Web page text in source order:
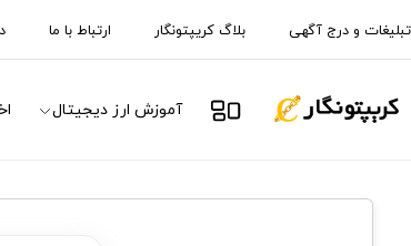
تبلیغات و درج آگهی بلاگ کریپتونگار ارتباط با ما
آموزش ارز دیجیتال